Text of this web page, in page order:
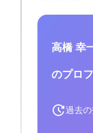
高橋 幸
のプロ
過去